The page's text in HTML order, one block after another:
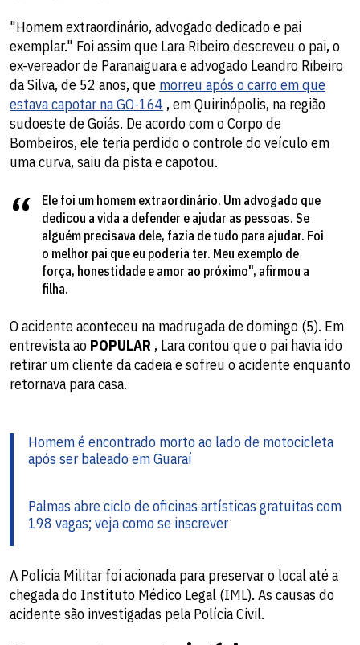
"Homem extraordinário, advogado dedicado e pai
exemplar." Foi assim que Lara Ribeiro descreveu o pai, o
ex-vereador de Paranaiguara e advogado Leandro Ribeiro
da Silva, de 52 anos, que morreu após o carro em que
estava capotar na GO-164 , em Quirinópolis, na região
sudoeste de Goiás. De acordo com o Corpo de
Bombeiros, ele teria perdido o controle do veículo em
uma curva, saiu da pista e capotou.
Ele foi um homem extraordinário. Um advogado que
dedicou a vida a defender e ajudar as pessoas. Se
alguém precisava dele, fazia de tudo para ajudar. Foi
o melhor pai que eu poderia ter. Meu exemplo de
força, honestidade e amor ao próximo", afirmou a
filha.
O acidente aconteceu na madrugada de domingo (5). Em
entrevista ao POPULAR , Lara contou que o pai havia ido
retirar um cliente da cadeia e sofreu o acidente enquanto
retornava para casa.
Homem é encontrado morto ao lado de motocicleta
após ser baleado em Guaraí
Palmas abre ciclo de oficinas artísticas gratuitas com
198 vagas; veja como se inscrever
A Polícia Militar foi acionada para preservar o local até a
chegada do Instituto Médico Legal (IML). As causas do
acidente são investigadas pela Polícia Civil.